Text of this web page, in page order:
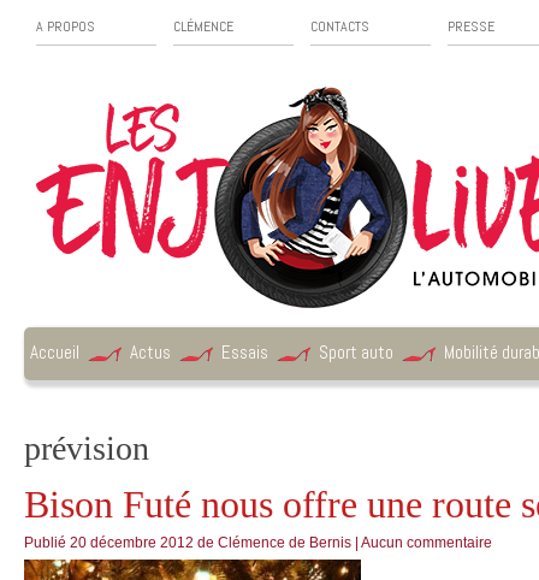
A PROPOS CLÉMENCE CONTACTS PRESSE
Accueil Actus Essais Sport auto Mobilité
prévision
Bison Futé nous offre une route
Publié 20 décembre 2012 de Clémence de Bernis Aucun commentaire